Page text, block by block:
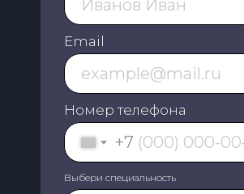
Email
Номер телефона
+7
Выбери специальность